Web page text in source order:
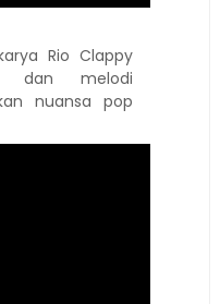
Rio Clappy
dan melodi
nuansa pop